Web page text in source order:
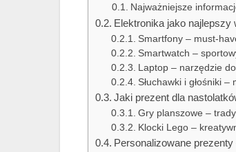
Najważniejsze
Elektronika jako najlepszy
Smartfony – must-
Smartwatch –
Laptop – narzędzie
Słuchawki i głośniki
Jaki prezent dla
Gry planszowe –
Klocki Lego –
Personalizowane